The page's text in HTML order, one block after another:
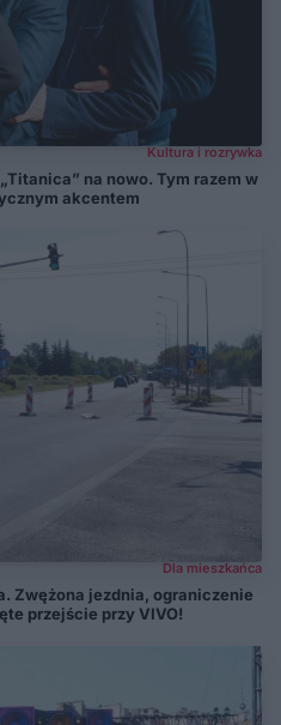
Kultura i rozrywka
na nowo. Tym razem w
akcentem
Dla mieszkańca
Zwężona jezdnia, ograniczenie
przejście przy VIVO!